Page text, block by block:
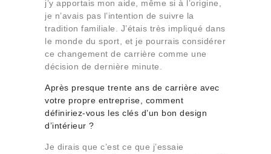
j’y apportais mon aide, même si à l’origine,
je n’avais pas l’intention de suivre la
tradition familiale. J’étais très impliqué dans
le monde du sport, et je pourrais considérer
ce changement de carrière comme une
décision de dernière minute.
Après presque trente ans de carrière avec
votre propre entreprise, comment
définiriez-vous les clés d’un bon design
d’intérieur ?
Je dirais que c’est ce que j’essaie